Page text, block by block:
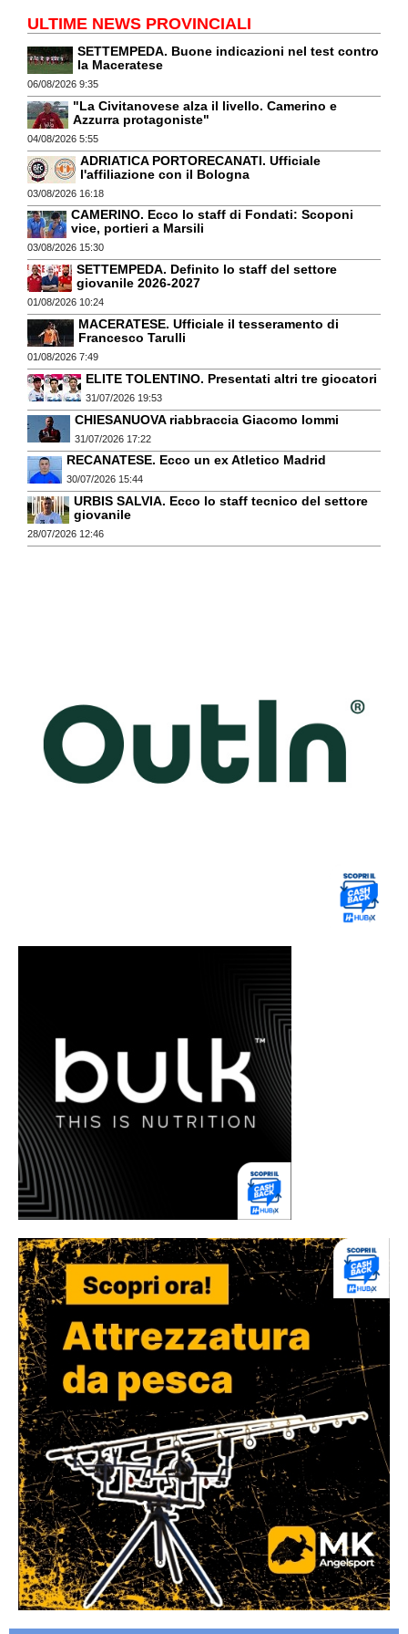
ULTIME NEWS PROVINCIALI
SETTEMPEDA. Buone indicazioni nel test contro
la Maceratese
06/08/2026 9:35
"La Civitanovese alza il livello. Camerino e
Azzurra protagoniste"
04/08/2026 5:55
ADRIATICA PORTORECANATI. Ufficiale
l'affiliazione con il Bologna
03/08/2026 16:18
CAMERINO. Ecco lo staff di Fondati: Scoponi
vice, portieri a Marsili
03/08/2026 15:30
SETTEMPEDA. Definito lo staff del settore
giovanile 2026-2027
01/08/2026 10:24
MACERATESE. Ufficiale il tesseramento di
Francesco Tarulli
01/08/2026 7:49
ELITE TOLENTINO. Presentati altri tre giocatori
31/07/2026 19:53
CHIESANUOVA riabbraccia Giacomo Iommi
31/07/2026 17:22
RECANATESE. Ecco un ex Atletico Madrid
30/07/2026 15:44
URBIS SALVIA. Ecco lo staff tecnico del settore
giovanile
28/07/2026 12:46